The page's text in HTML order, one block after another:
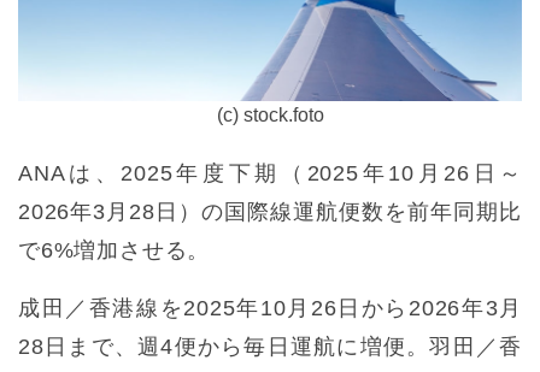
(c) stock.foto
ANAは、2025年度下期（2025年10月26日～
2026年3月28日）の国際線運航便数を前年同期比
で6%増加させる。
成田／香港線を2025年10月26日から2026年3月
28日まで、週4便から毎日運航に増便。羽田／香